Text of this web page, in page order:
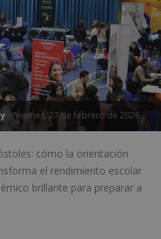
- viernes, 27 de febrero de 2026
cómo la orientación
el rendimiento escolar
brillante para preparar a
.twitter.com
58